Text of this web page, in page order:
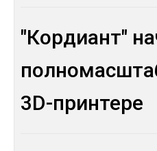
"Кордиант"
3D-принтере